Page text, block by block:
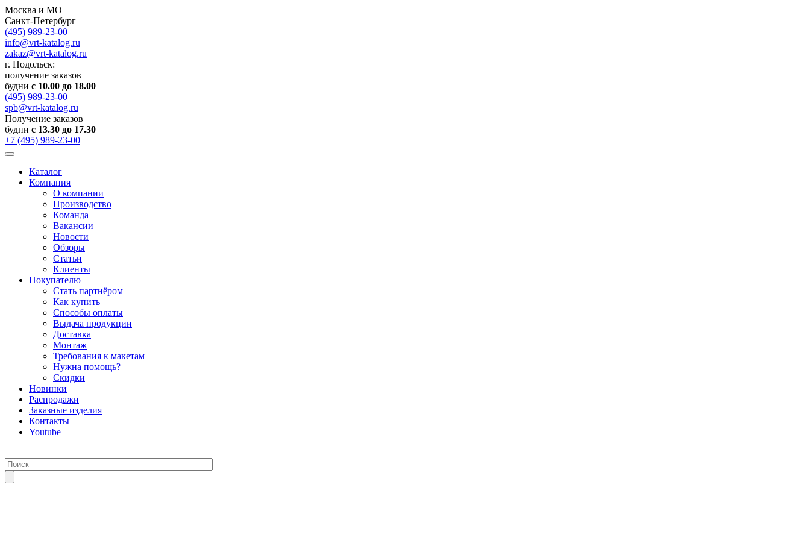
Москва и МО
Санкт-Петербург
(495) 989-23-00
info@vrt-katalog.ru
zakaz@vrt-katalog.ru
г. Подольск:
получение заказов
будни с 10.00 до 18.00
(495) 989-23-00
spb@vrt-katalog.ru
Получение заказов
будни с 13.30 до 17.30
+7 (495) 989-23-00
Каталог
Компания
О компании
Производство
Команда
Вакансии
Новости
Обзоры
Статьи
Клиенты
Покупателю
Стать партнёром
Как купить
Способы оплаты
Выдача продукции
Доставка
Монтаж
Требования к макетам
Нужна помощь?
Скидки
Новинки
Распродажи
Заказные изделия
Контакты
Youtube